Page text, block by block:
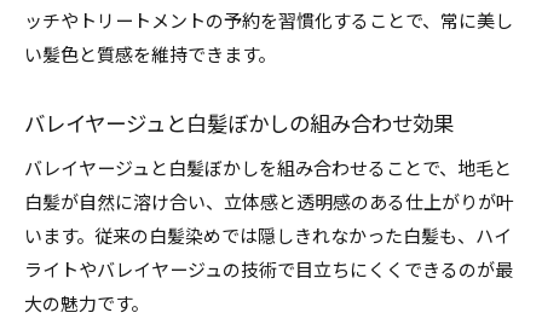
ッチやトリートメントの予約を習慣化することで、常に美し
い髪色と質感を維持できます。
バレイヤージュと白髪ぼかしの組み合わせ効果
バレイヤージュと白髪ぼかしを組み合わせることで、地毛と
白髪が自然に溶け合い、立体感と透明感のある仕上がりが叶
います。従来の白髪染めでは隠しきれなかった白髪も、ハイ
ライトやバレイヤージュの技術で目立ちにくくできるのが最
大の魅力です。